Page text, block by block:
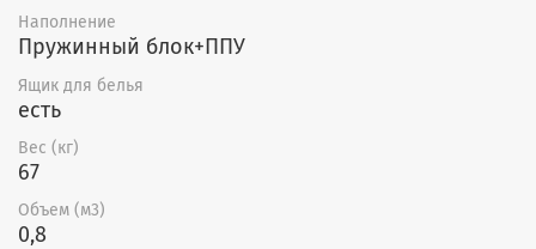
Наполнение
Пружинный блок+ППУ
Ящик для белья
есть
Вес (кг)
67
Объем (м3)
0,8